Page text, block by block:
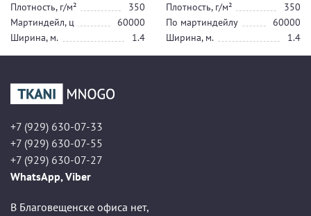
Плотность, г/м²
350
Мартиндейл, ц
60000
Ширина, м.
1.4
Плотность, г/м²
350
По мартиндейлу
60000
Ширина, м.
1.4
+7 (929) 630-07-33
+7 (929) 630-07-55
+7 (929) 630-07-27
WhatsApp, Viber
В Благовещенске офиса нет,